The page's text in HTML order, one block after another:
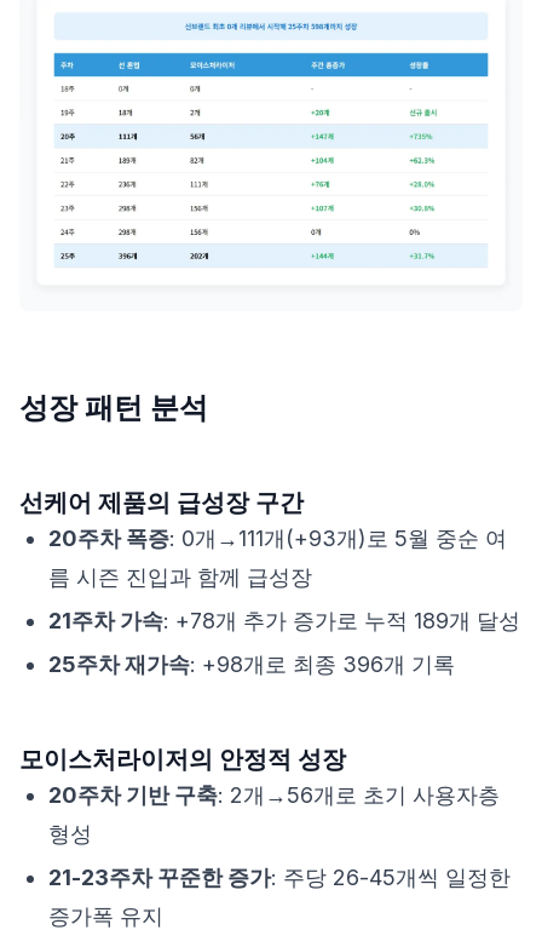
성장 패턴 분석
선케어 제품의 급성장 구간
20주차 폭증: 0개→111개(+93개)로 5월 중순 여
름 시즌 진입과 함께 급성장
21주차 가속: +78개 추가 증가로 누적 189개 달성
25주차 재가속: +98개로 최종 396개 기록
모이스처라이저의 안정적 성장
20주차 기반 구축: 2개→56개로 초기 사용자층
형성
21-23주차 꾸준한 증가: 주당 26-45개씩 일정한
증가폭 유지